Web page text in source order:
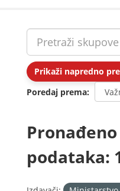
Prikaži napredno
Poredaj prema
podataka: